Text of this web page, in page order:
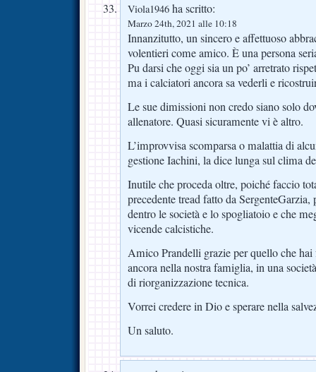
Viola1946 ha scritto:
Marzo 24th, 2021 alle 10:18
Innanzitutto, un sincero e affettuoso
volentieri come amico. È una persona
Pu darsi che oggi sia un po’ arretrato
ma i calciatori ancora sa vederli e
Le sue dimissioni non credo siano solo
allenatore. Quasi sicuramente vi è altro.
L’improvvisa scomparsa o malattia di
gestione Iachini, la dice lunga sul clima
Inutile che proceda oltre, poiché faccio
precedente tread fatto da
dentro le società e lo spogliatoio e che
vicende calcistiche.
Amico Prandelli grazie per quello che
ancora nella nostra famiglia, in una
di riorganizzazione tecnica.
Vorrei credere in Dio e sperare nella
Un saluto.